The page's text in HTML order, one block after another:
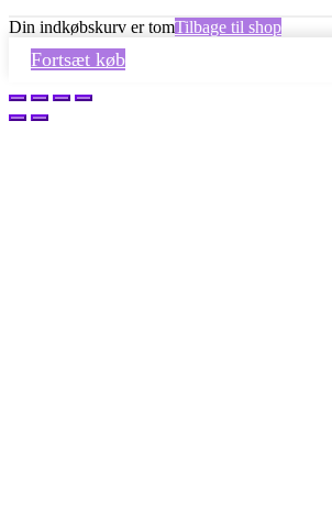
Din indkøbskurv er tomTilbage til shop
Fortsæt køb